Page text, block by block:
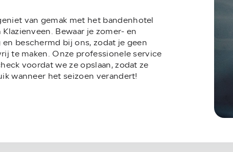
van gemak met het bandenhotel
Bewaar je zomer- en
beschermd bij ons, zodat je geen
te maken. Onze professionele service
voordat we ze opslaan, zodat ze
wanneer het seizoen verandert!